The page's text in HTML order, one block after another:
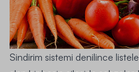
Sindirim sistemi denilince